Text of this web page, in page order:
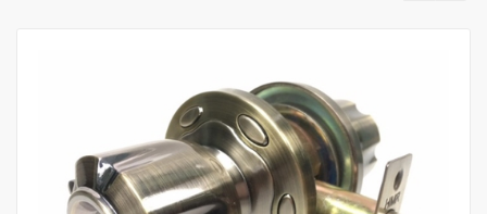
Mua hàng